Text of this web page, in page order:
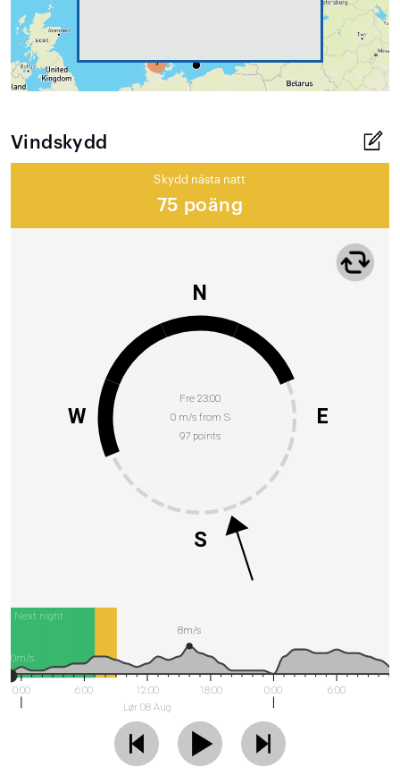
Vindskydd
Skydd nästa natt
75 poäng
Fre 23:00
0 m/s from S
97 points
N
E
S
W
Next night
0:00 6:00
12:00
Lør 08 Aug
18:00 0:00 6:00
8m/s
0m/s